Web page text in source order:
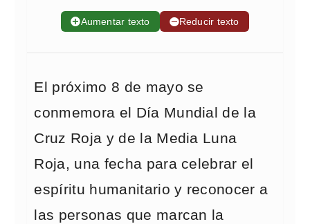
➕Aumentar texto ➖Reducir texto
El próximo 8 de mayo se
conmemora el Día Mundial de la
Cruz Roja y de la Media Luna
Roja, una fecha para celebrar el
espíritu humanitario y reconocer a
las personas que marcan la